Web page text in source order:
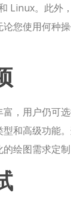
Linux。此外
您使用何种
，用户仍可
和高级功能
绘图需求定制